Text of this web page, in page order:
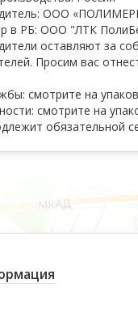
ООО
в РБ: ООО "ЛТК
оставляют за
Просим вас
смотрите на
смотрите на
обязательной